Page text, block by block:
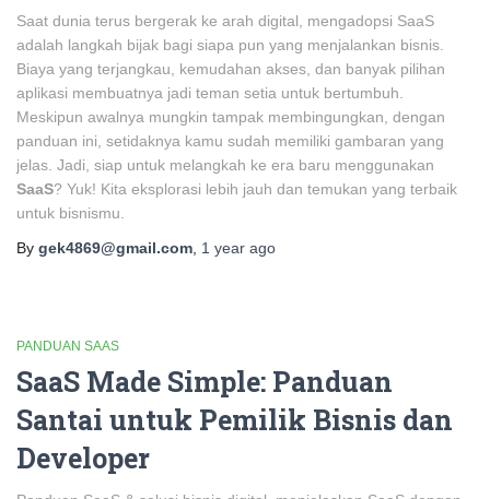
Saat dunia terus bergerak ke arah digital, mengadopsi SaaS
adalah langkah bijak bagi siapa pun yang menjalankan bisnis.
Biaya yang terjangkau, kemudahan akses, dan banyak pilihan
aplikasi membuatnya jadi teman setia untuk bertumbuh.
Meskipun awalnya mungkin tampak membingungkan, dengan
panduan ini, setidaknya kamu sudah memiliki gambaran yang
jelas. Jadi, siap untuk melangkah ke era baru menggunakan
SaaS? Yuk! Kita eksplorasi lebih jauh dan temukan yang terbaik
untuk bisnismu.
By gek4869@gmail.com 1 year ago
PANDUAN SAAS
SaaS Made Simple: Panduan
Santai untuk Pemilik Bisnis dan
Developer